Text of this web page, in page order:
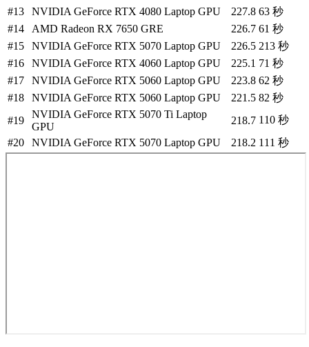
#13 NVIDIA GeForce RTX 4080 Laptop GPU 227.8 63 秒
#14 AMD Radeon RX 7650 GRE 226.7 61 秒
#15 NVIDIA GeForce RTX 5070 Laptop GPU 226.5 213 秒
#16 NVIDIA GeForce RTX 4060 Laptop GPU 225.1 71 秒
#17 NVIDIA GeForce RTX 5060 Laptop GPU 223.8 62 秒
#18 NVIDIA GeForce RTX 5060 Laptop GPU 221.5 82 秒
#19
NVIDIA GeForce RTX 5070 Ti Laptop
GPU
218.7 110 秒
#20 NVIDIA GeForce RTX 5070 Laptop GPU 218.2 111 秒